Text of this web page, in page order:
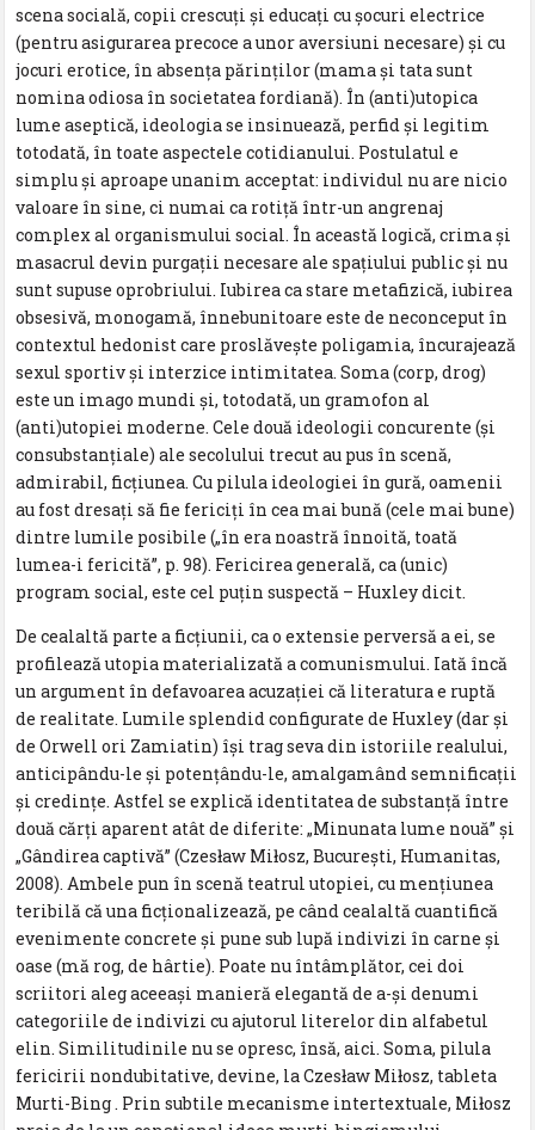
scena socială, copii crescuți și educați cu șocuri electrice
(pentru asigurarea precoce a unor aversiuni necesare) și cu
jocuri erotice, în absența părinților (mama și tata sunt
nomina odiosa în societatea fordiană). În (anti)utopica
lume aseptică, ideologia se insinuează, perfid și legitim
totodată, în toate aspectele cotidianului. Postulatul e
simplu și aproape unanim acceptat: individul nu are nicio
valoare în sine, ci numai ca rotiță într-un angrenaj
complex al organismului social. În această logică, crima și
masacrul devin purgații necesare ale spațiului public și nu
sunt supuse oprobriului. Iubirea ca stare metafizică, iubirea
obsesivă, monogamă, înnebunitoare este de neconceput în
contextul hedonist care proslăvește poligamia, încurajează
sexul sportiv și interzice intimitatea. Soma (corp, drog)
este un imago mundi și, totodată, un gramofon al
(anti)utopiei moderne. Cele două ideologii concurente (și
consubstanțiale) ale secolului trecut au pus în scenă,
admirabil, ficțiunea. Cu pilula ideologiei în gură, oamenii
au fost dresați să fie fericiți în cea mai bună (cele mai bune)
dintre lumile posibile („în era noastră înnoită, toată
lumea-i fericită”, p. 98). Fericirea generală, ca (unic)
program social, este cel puțin suspectă – Huxley dicit.
De cealaltă parte a ficțiunii, ca o extensie perversă a ei, se
profilează utopia materializată a comunismului. Iată încă
un argument în defavoarea acuzației că literatura e ruptă
de realitate. Lumile splendid configurate de Huxley (dar și
de Orwell ori Zamiatin) își trag seva din istoriile realului,
anticipându-le și potențându-le, amalgamând semnificații
și credințe. Astfel se explică identitatea de substanță între
două cărți aparent atât de diferite: „Minunata lume nouă” și
„Gândirea captivă” (Czesław Miłosz, București, Humanitas,
2008). Ambele pun în scenă teatrul utopiei, cu mențiunea
teribilă că una ficționalizează, pe când cealaltă cuantifică
evenimente concrete și pune sub lupă indivizi în carne și
oase (mă rog, de hârtie). Poate nu întâmplător, cei doi
scriitori aleg aceeași manieră elegantă de a-și denumi
categoriile de indivizi cu ajutorul literelor din alfabetul
elin. Similitudinile nu se opresc, însă, aici. Soma, pilula
fericirii nondubitative, devine, la Czesław Miłosz, tableta
Murti-Bing . Prin subtile mecanisme intertextuale, Miłosz